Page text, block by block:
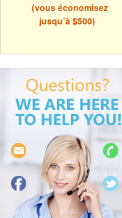
(vous économisez
jusqu’à $500)